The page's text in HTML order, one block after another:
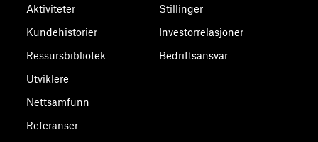
Aktiviteter
Kundehistorier
Ressursbibliotek
Utviklere
Nettsamfunn
Referanser
Stillinger
Investorrelasjoner
Bedriftsansvar